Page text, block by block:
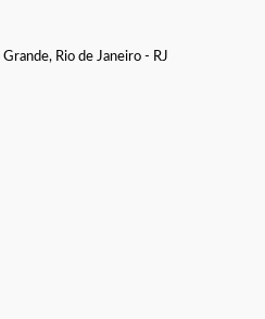
Rio de Janeiro - RJ